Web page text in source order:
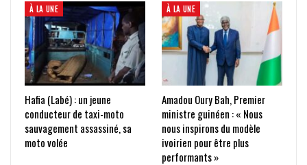
À LA UNE
Hafia (Labé) : un jeune
conducteur de taxi-moto
sauvagement assassiné, sa
moto volée
À LA UNE
Amadou Oury Bah, Premier
ministre guinéen : « Nous
nous inspirons du modèle
ivoirien pour être plus
performants »